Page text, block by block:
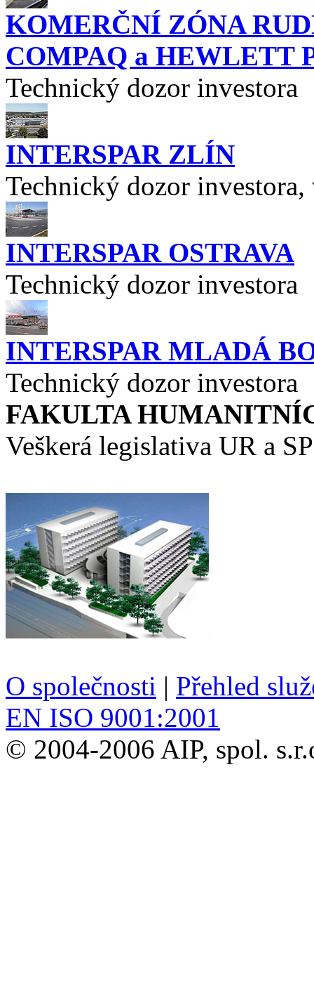
KOMERČNÍ ZÓNA
COMPAQ a HEWLETT
Technický dozor investora
INTERSPAR ZLÍN
Technický dozor
INTERSPAR OSTRAVA
Technický dozor investora
INTERSPAR MLADÁ
Technický dozor investora
FAKULTA
Veškerá legislativa UR a SP
O společnosti | Přehled
EN ISO 9001:2001
© 2004-2006 AIP, spol.